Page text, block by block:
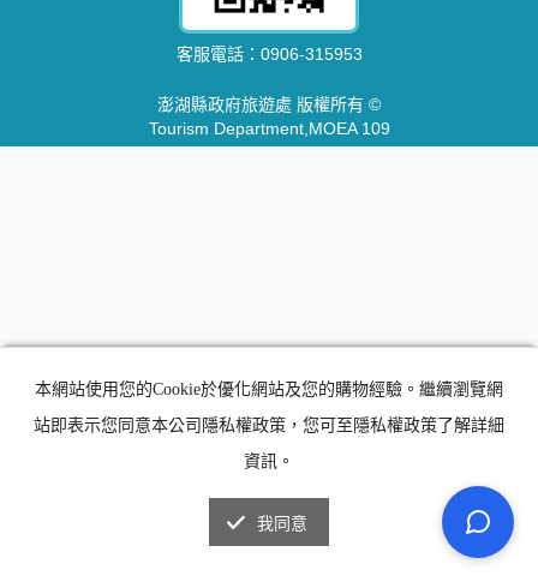
客服電話： 0906-315953
澎湖縣政府旅遊處 版權所有 ©
Tourism Department,MOEA 109
本網站使用您的Cookie於優化網站及您的購物經驗。繼續瀏覽網
站即表示您同意本公司隱私權政策，您可至隱私權政策了解詳細
資訊。
我同意